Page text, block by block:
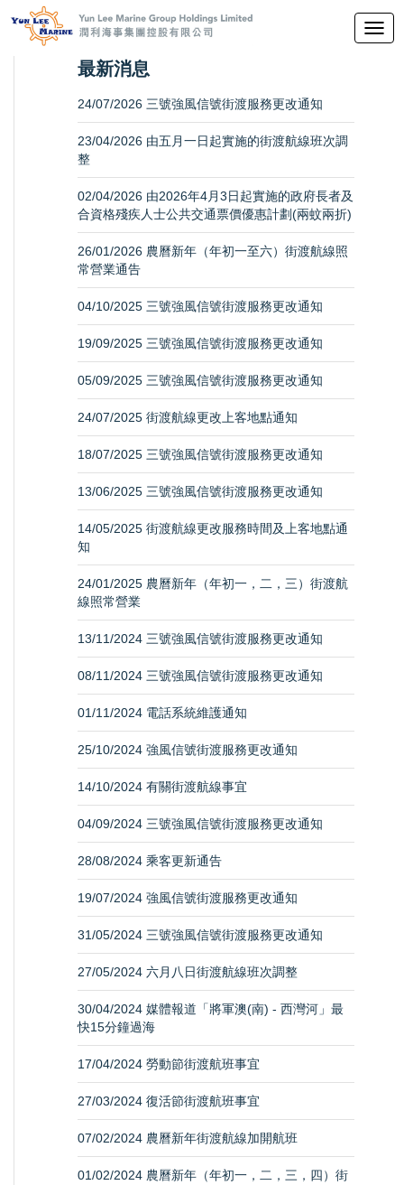
切
换
最新消息
24/07/2026 三號強風信號街渡服務更改通知
23/04/2026 由五月一日起實施的街渡航線班次調
整
02/04/2026 由2026年4月3日起實施的政府長者及
合資格殘疾人士公共交通票價優惠計劃(兩蚊兩折)
26/01/2026 農曆新年（年初一至六）街渡航線照
常營業通告
04/10/2025 三號強風信號街渡服務更改通知
19/09/2025 三號強風信號街渡服務更改通知
05/09/2025 三號強風信號街渡服務更改通知
24/07/2025 街渡航線更改上客地點通知
18/07/2025 三號強風信號街渡服務更改通知
13/06/2025 三號強風信號街渡服務更改通知
14/05/2025 街渡航線更改服務時間及上客地點通
知
24/01/2025 農曆新年（年初一，二，三）街渡航
線照常營業
13/11/2024 三號強風信號街渡服務更改通知
08/11/2024 三號強風信號街渡服務更改通知
01/11/2024 電話系統維護通知
25/10/2024 強風信號街渡服務更改通知
14/10/2024 有關街渡航線事宜
04/09/2024 三號強風信號街渡服務更改通知
28/08/2024 乘客更新通告
19/07/2024 強風信號街渡服務更改通知
31/05/2024 三號強風信號街渡服務更改通知
27/05/2024 六月八日街渡航線班次調整
30/04/2024 媒體報道「將軍澳(南) - 西灣河」最
快15分鐘過海
17/04/2024 勞動節街渡航班事宜
27/03/2024 復活節街渡航班事宜
07/02/2024 農曆新年街渡航線加開航班
01/02/2024 農曆新年（年初一，二，三，四）街